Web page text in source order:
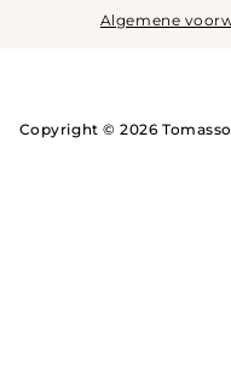
Copyright © 2026
Algemene